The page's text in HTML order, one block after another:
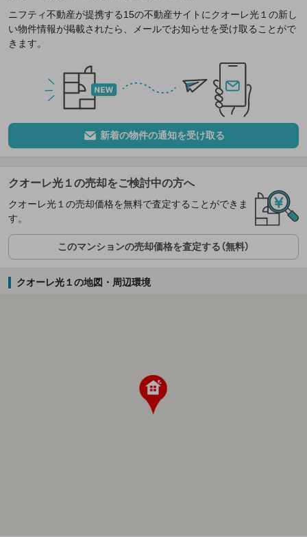
ニフティ不動産が提携する15の不動産サイトにクオーレ光１の新し
い物件情報が掲載されたら、メールでお知らせを受け取ることがで
きます。
新着の物件の通知を受け取る
クオーレ光１の売却をご検討中の方へ
クオーレ光１の売却価格を無料で査定することができま
す。
このマンションの売却価格を査定する（無料）
クオーレ光１の地図・周辺環境